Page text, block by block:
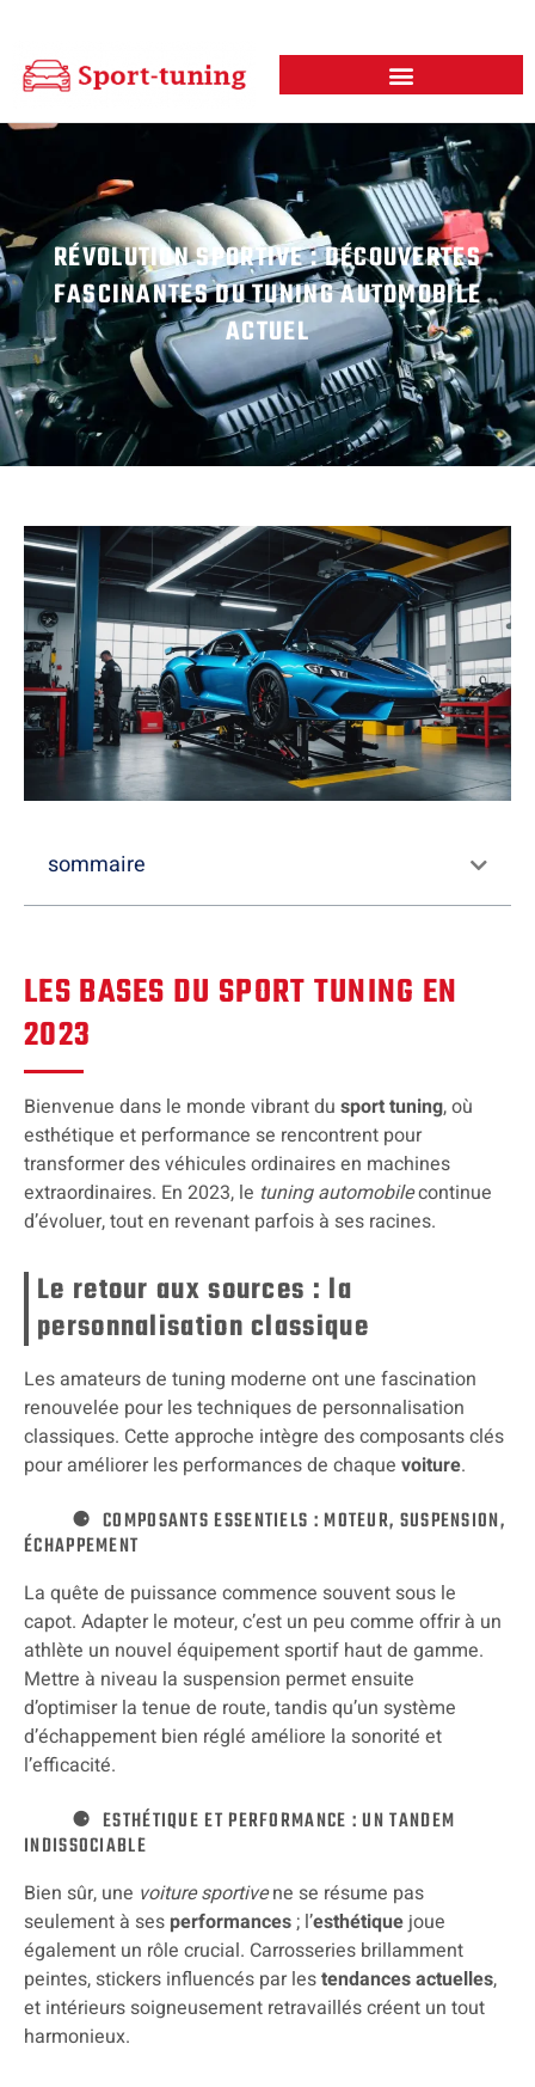
RÉVOLUTION SPORTIVE : DÉCOUVERTES
FASCINANTES DU TUNING AUTOMOBILE
ACTUEL
sommaire
LES BASES DU SPORT TUNING EN
2023
Bienvenue dans le monde vibrant du sport tuning, où
esthétique et performance se rencontrent pour
transformer des véhicules ordinaires en machines
extraordinaires. En 2023, le tuning automobilecontinue
d’évoluer, tout en revenant parfois à ses racines.
Le retour aux sources : la
personnalisation classique
Les amateurs de tuning moderne ont une fascination
renouvelée pour les techniques de personnalisation
classiques. Cette approche intègre des composants clés
pour améliorer les performances de chaque voiture.
COMPOSANTS ESSENTIELS : MOTEUR, SUSPENSION,
ÉCHAPPEMENT
La quête de puissance commence souvent sous le
capot. Adapter le moteur, c’est un peu comme offrir à un
athlète un nouvel équipement sportif haut de gamme.
Mettre à niveau la suspension permet ensuite
d’optimiser la tenue de route, tandis qu’un système
d’échappement bien réglé améliore la sonorité et
l’efficacité.
ESTHÉTIQUE ET PERFORMANCE : UN TANDEM
INDISSOCIABLE
Bien sûr, une voiture sportivene se résume pas
seulement à ses performances; l’esthétique joue
également un rôle crucial. Carrosseries brillamment
peintes, stickers influencés par lestendances actuelles,
et intérieurs soigneusement retravaillés créent un tout
harmonieux.